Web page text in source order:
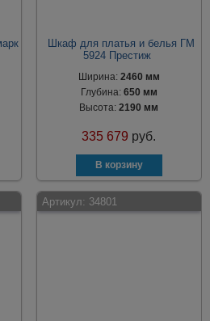
Шкаф для платья и белья ГМ
5924 Престиж
Ширина: 2460 мм
Глубина: 650 мм
Высота:2190 мм
335 679 руб.
Артикул: 34801